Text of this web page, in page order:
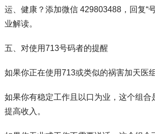
运、健康？添加微信 429803488，回复“
业解读。
五、对使用713号码者的提醒
如果你正在使用713或类似的祸害加天医
如果你有稳定工作且以口为业，这个组合
提高收入。